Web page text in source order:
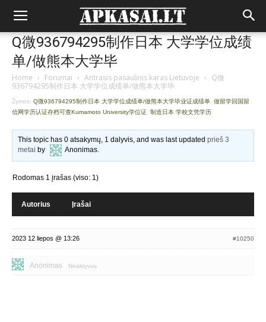
Q微936794295制作日本 大学学位成绩
单/做熊本大学毕
Home › Forumai › Antrasis pasaulinis karas Lietuvoje › Q微
936794295制作日本 大学学位成绩单/做熊本大学毕
Žymos: Q微936794295制作日本 大学学位成绩单/做熊本大学毕业证成绩单 做留学回国留
信网学历认证存档可查Kumamoto University学位证 制造日本 学校文凭学历
This topic has 0 atsakymų, 1 dalyvis, and was last updatedprieš 3
metai by Anonimas.
Rodomas 1 įrašas (viso: 1)
Autorius Įrašai
2023 12 liepos @ 13:26 #10250
Anonimas Neaktyvus